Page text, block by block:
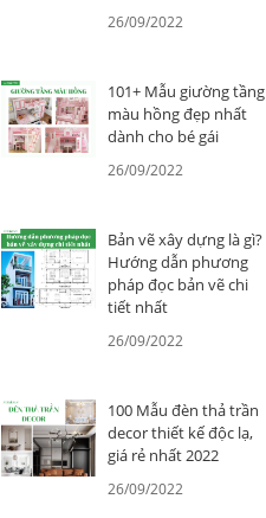
26/09/2022
101+ Mẫu giường tầng
màu hồng đẹp nhất
dành cho bé gái
26/09/2022
Bản vẽ xây dựng là gì?
Hướng dẫn phương
pháp đọc bản vẽ chi
tiết nhất
26/09/2022
100 Mẫu đèn thả trần
decor thiết kế độc lạ,
giá rẻ nhất 2022
26/09/2022